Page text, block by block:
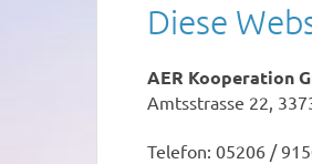
Diese
AER Kooperation
Amtsstrasse 22,
Telefon: 05206 /